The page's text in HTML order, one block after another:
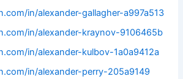
in/alexander-gallagher-a997a513
in/alexander-kraynov-9106465b
in/alexander-kulbov-1a0a9412a
in/alexander-perry-205a9149